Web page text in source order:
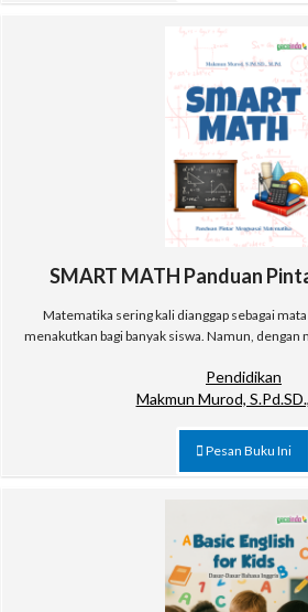
SMART MATH Panduan
Matematika sering kali dianggap sebagai
menakutkan bagi banyak siswa. Namun, dengan
Pendidikan
Makmun Murod,
Pesan Buku Ini